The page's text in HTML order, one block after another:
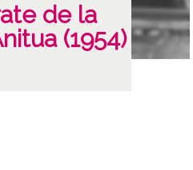
de la
(1954)